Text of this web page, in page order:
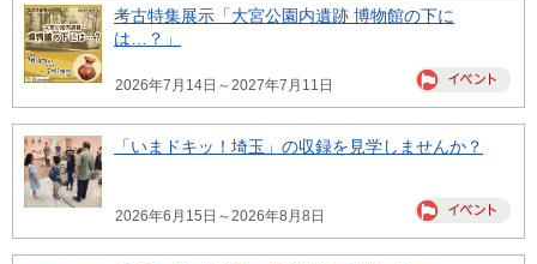
考古特集展示「大宮公園内遺跡 博物館の下に
は…？」
2026年7月14日～2027年7月11日
「いまドキッ！埼玉」の収録を見学しませんか？
2026年6月15日～2026年8月8日